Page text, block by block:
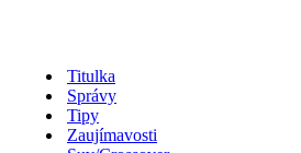
Titulka
Správy
Tipy
Zaujímavosti